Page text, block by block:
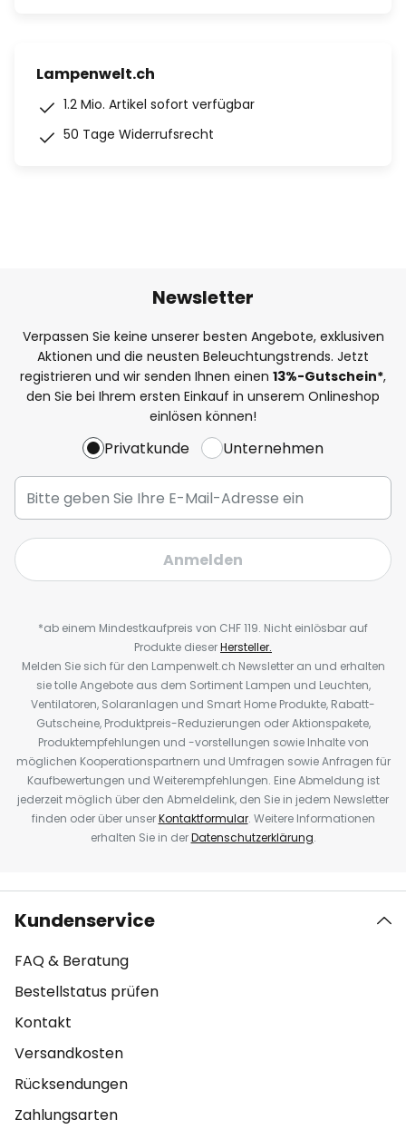
Lampenwelt.ch
1.2 Mio. Artikel sofort verfügbar
50 Tage Widerrufsrecht
Newsletter
Verpassen Sie keine unserer besten Angebote, exklusiven
Aktionen und die neusten Beleuchtungstrends. Jetzt
registrieren und wir senden Ihnen einen 13%-Gutschein*,
den Sie bei Ihrem ersten Einkauf in unserem Onlineshop
einlösen können!
Privatkunde Unternehmen
Anmelden
*ab einem Mindestkaufpreis von CHF 119. Nicht einlösbar auf
Produkte dieserHersteller.
Melden Sie sich für den Lampenwelt.ch Newsletter an und erhalten
sie tolle Angebote aus dem Sortiment Lampen und Leuchten,
Ventilatoren, Solaranlagen und Smart Home Produkte, Rabatt-
Gutscheine, Produktpreis-Reduzierungen oder Aktionspakete,
Produktempfehlungen und -vorstellungen sowie Inhalte von
möglichen Kooperationspartnern und Umfragen sowie Anfragen für
Kaufbewertungen und Weiterempfehlungen. Eine Abmeldung ist
jederzeit möglich über den Abmeldelink, den Sie in jedem Newsletter
finden oder über unserKontaktformular. Weitere Informationen
erhalten Sie in derDatenschutzerklärung.
Kundenservice
FAQ & Beratung
Bestellstatus prüfen
Kontakt
Versandkosten
Rücksendungen
Zahlungsarten